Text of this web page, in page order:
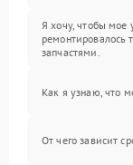
Я хочу, чтобы мое
ремонтировалось
запчастями.
Как я узнаю, что
От чего зависит